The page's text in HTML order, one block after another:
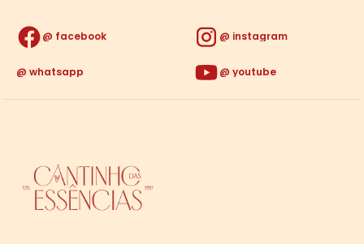
facebook instagram
whatsapp youtube